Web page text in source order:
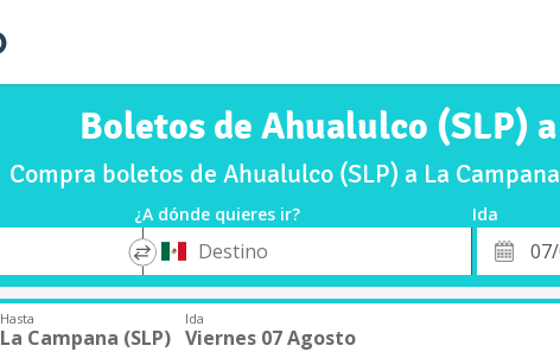
Boletos de Ahualulco (SLP)
Compra boletos de Ahualulco (SLP) a La
¿A dónde quieres ir? Ida
*
Destino
Fecha
de
Hasta
La Campana (SLP)
Ida
Viernes 07 Agosto